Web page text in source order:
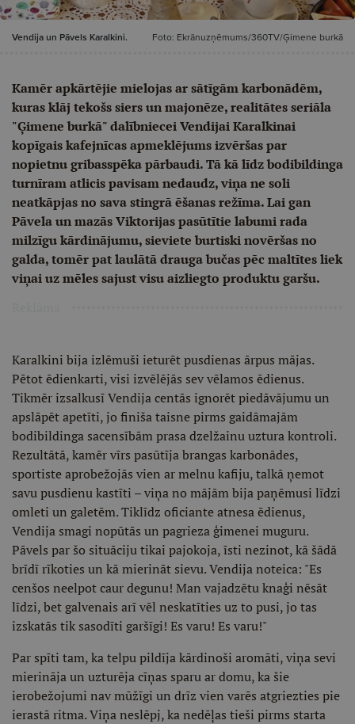
Vendija un Pāvels Karalkini. Foto: Ekrānuzņēmums/360TV/Ģimene burkā
Kamēr apkārtējie mielojas ar sātīgām karbonādēm,
kuras klāj tekošs siers un majonēze, realitātes seriāla
"Ģimene burkā" dalībniecei Vendijai Karalkinai
kopīgais kafejnīcas apmeklējums izvēršas par
nopietnu gribasspēka pārbaudi. Tā kā līdz bodibildinga
turnīram atlicis pavisam nedaudz, viņa ne soli
neatkāpjas no sava stingrā ēšanas režīma. Lai gan
Pāvela un mazās Viktorijas pasūtītie labumi rada
milzīgu kārdinājumu, sieviete burtiski novēršas no
galda, tomēr pat laulātā drauga bučas pēc maltītes liek
viņai uz mēles sajust visu aizliegto produktu garšu.
Karalkini bija izlēmuši ieturēt pusdienas ārpus mājas.
Pētot ēdienkarti, visi izvēlējās sev vēlamos ēdienus.
Tikmēr izsalkusī Vendija centās ignorēt piedāvājumu un
apslāpēt apetīti, jo finiša taisne pirms gaidāmajām
bodibildinga sacensībām prasa dzelžainu uztura kontroli.
Rezultātā, kamēr vīrs pasūtīja brangas karbonādes,
sportiste aprobežojās vien ar melnu kafiju, talkā ņemot
savu pusdienu kastīti – viņa no mājām bija paņēmusi līdzi
omleti un galetēm. Tiklīdz oficiante atnesa ēdienus,
Vendija smagi nopūtās un pagrieza ģimenei muguru.
Pāvels par šo situāciju tikai pajokoja, īsti nezinot, kā šādā
brīdī rīkoties un kā mierināt sievu. Vendija noteica: "Es
cenšos neelpot caur degunu! Man vajadzētu knaģi nēsāt
līdzi, bet galvenais arī vēl neskatīties uz to pusi, jo tas
izskatās tik sasodīti garšīgi! Es varu! Es varu!"
Par spīti tam, ka telpu pildīja kārdinoši aromāti, viņa sevi
mierināja un uzturēja cīņas sparu ar domu, ka šie
ierobežojumi nav mūžīgi un drīz vien varēs atgriezties pie
ierastā ritma. Viņa neslēpj, ka nedēļas tieši pirms starta